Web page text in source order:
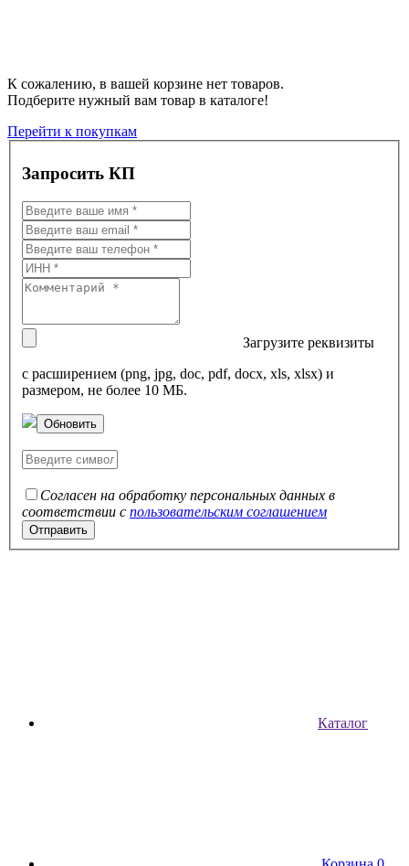
К сожалению, в вашей корзине нет товаров.
Подберите нужный вам товар в каталоге!
Перейти к покупкам
Запросить КП
Загрузите реквизиты
с расширением (png, jpg, doc, pdf, docx, xls, xlsx) и
размером, не более 10 МБ.
Обновить
Согласен на обработку персональных данных в
соответствии с пользовательским соглашением
Каталог